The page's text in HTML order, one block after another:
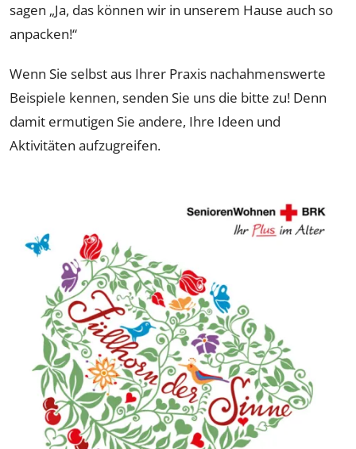
sagen „Ja, das können wir in unserem Hause auch so
anpacken!“
Wenn Sie selbst aus Ihrer Praxis nachahmenswerte
Beispiele kennen, senden Sie uns die bitte zu! Denn
damit ermutigen Sie andere, Ihre Ideen und
Aktivitäten aufzugreifen.